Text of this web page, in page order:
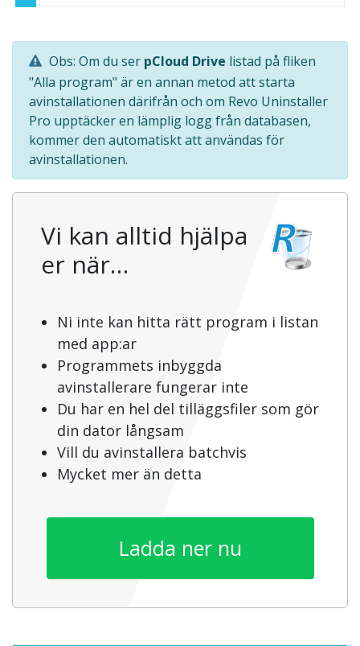
Obs: Om du ser pCloud Drive listad på fliken
"Alla program" är en annan metod att starta
avinstallationen därifrån och om Revo Uninstaller
Pro upptäcker en lämplig logg från databasen,
kommer den automatiskt att användas för
avinstallationen.
Vi kan alltid hjälpa
er när…
Ni inte kan hitta rätt program i listan
med app:ar
Programmets inbyggda
avinstallerare fungerar inte
Du har en hel del tilläggsfiler som gör
din dator långsam
Vill du avinstallera batchvis
Mycket mer än detta
Ladda ner nu